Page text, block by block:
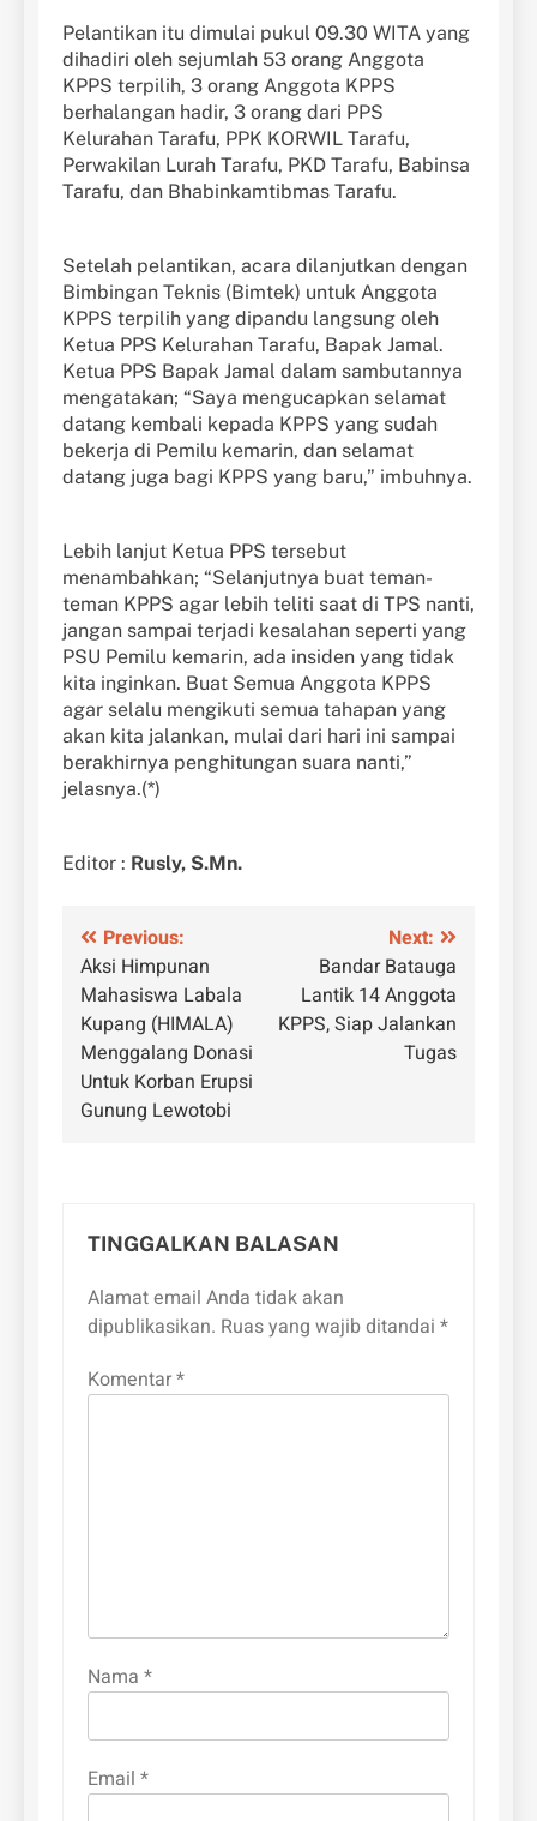
Pelantikan itu dimulai pukul 09.30 WITA yang
dihadiri oleh sejumlah 53 orang Anggota
KPPS terpilih, 3 orang Anggota KPPS
berhalangan hadir, 3 orang dari PPS
Kelurahan Tarafu, PPK KORWIL Tarafu,
Perwakilan Lurah Tarafu, PKD Tarafu, Babinsa
Tarafu, dan Bhabinkamtibmas Tarafu.
Setelah pelantikan, acara dilanjutkan dengan
Bimbingan Teknis (Bimtek) untuk Anggota
KPPS terpilih yang dipandu langsung oleh
Ketua PPS Kelurahan Tarafu, Bapak Jamal.
Ketua PPS Bapak Jamal dalam sambutannya
mengatakan; “Saya mengucapkan selamat
datang kembali kepada KPPS yang sudah
bekerja di Pemilu kemarin, dan selamat
datang juga bagi KPPS yang baru,” imbuhnya.
Lebih lanjut Ketua PPS tersebut
menambahkan; “Selanjutnya buat teman-
teman KPPS agar lebih teliti saat di TPS nanti,
jangan sampai terjadi kesalahan seperti yang
PSU Pemilu kemarin, ada insiden yang tidak
kita inginkan. Buat Semua Anggota KPPS
agar selalu mengikuti semua tahapan yang
akan kita jalankan, mulai dari hari ini sampai
berakhirnya penghitungan suara nanti,”
jelasnya.(*)
Editor : Rusly, S.Mn.
Navigasi
pos
Previous:
Aksi Himpunan
Mahasiswa Labala
Kupang (HIMALA)
Menggalang Donasi
Untuk Korban Erupsi
Gunung Lewotobi
Next:
Bandar Batauga
Lantik 14 Anggota
KPPS, Siap Jalankan
Tugas
TINGGALKAN BALASAN
Alamat email Anda tidak akan
dipublikasikan. Ruas yang wajib ditandai *
Komentar*
Nama *
Email *